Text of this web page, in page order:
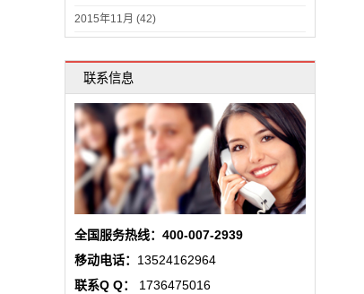
2015年11月 (42)
联系信息
全国服务热线：400-007-2939
移动电话： 13524162964
联系Q Q： 1736475016